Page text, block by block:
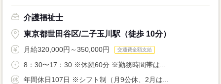
介護福祉士
東京都世田谷区/二子玉川駅（徒歩 10分）
月給320,000円～350,000円 交通費全額支給
8：30〜17：30 ※休憩60分 ※勤務時間帯は...
年間休日107日 ※シフト制（月9公休、2月は...